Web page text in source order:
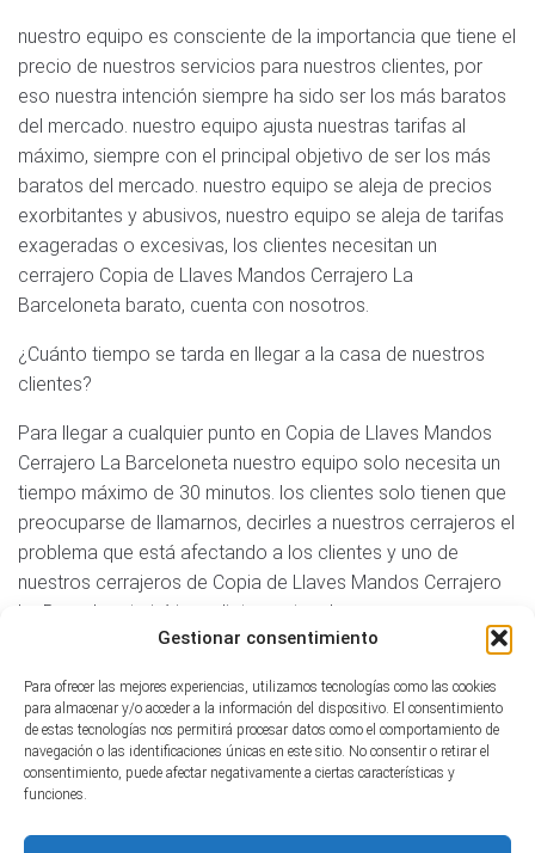
Gestionar consentimiento
Para ofrecer las mejores experiencias, utilizamos tecnologías como las cookies
para almacenar y/o acceder a la información del dispositivo. El consentimiento
de estas tecnologías nos permitirá procesar datos como el comportamiento de
navegación o las identificaciones únicas en este sitio. No consentir o retirar el
consentimiento, puede afectar negativamente a ciertas características y
funciones.
nuestro equipo es consciente de la importancia que tiene el
precio de nuestros servicios para nuestros clientes, por
eso nuestra intención siempre ha sido ser los más baratos
del mercado. nuestro equipo ajusta nuestras tarifas al
máximo, siempre con el principal objetivo de ser los más
baratos del mercado. nuestro equipo se aleja de precios
exorbitantes y abusivos, nuestro equipo se aleja de tarifas
exageradas o excesivas, los clientes necesitan un
cerrajero Copia de Llaves Mandos Cerrajero La
Barceloneta barato, cuenta con nosotros.
¿Cuánto tiempo se tarda en llegar a la casa de nuestros
clientes?
Para llegar a cualquier punto en Copia de Llaves Mandos
Cerrajero La Barceloneta nuestro equipo solo necesita un
tiempo máximo de 30 minutos. los clientes solo tienen que
preocuparse de llamarnos, decirles a nuestros cerrajeros el
problema que está afectando a los clientes y uno de
nuestros cerrajeros de Copia de Llaves Mandos Cerrajero
La Barceloneta irá inmediatamente a la casa, empresa o
dirección indicada de nuestros clientes para poder atender
necesitar. La velocidad es una de nuestras claras virtudes.
Reseñas page